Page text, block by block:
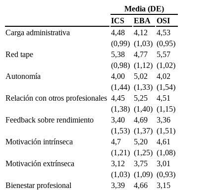
Media (DE)
ICS
EBA
OSI
Carga administrativa
4,48 4,12
4,53
(0,99) (1,03) (0,95)
Red tape
5,38 4,77
5,57
(0,98) (1,12) (1,02)
Autonomía
4,00 5,02
4,02
(1,44) (1,33) (1,54)
Relación con otros profesionales 4,45 5,25
4,51
(1,38) (1,40) (1,15)
Feedback sobre rendimiento 3,40 4,69
3,36
(1,53) (1,37) (1,51)
Motivación intrínseca
4,7 5,20
4,61
(1,21) (1,25) (1,08)
Motivación extrínseca
3,12 3,75
3,01
(1,03) (1,09) (0,93)
Bienestar profesional
3,39 4,66
3,15